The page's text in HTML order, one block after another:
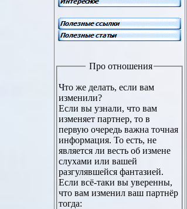
Про отношения
Что же делать, если вам
изменили?
Если вы узнали, что вам
изменяет партнер, то в
первую очередь важна точная
информация. То есть, не
является ли весть об измене
слухами или вашей
разгулявшейся фантазией.
Если всё-таки вы уверенны,
что вам изменил ваш партнёр
тогда: